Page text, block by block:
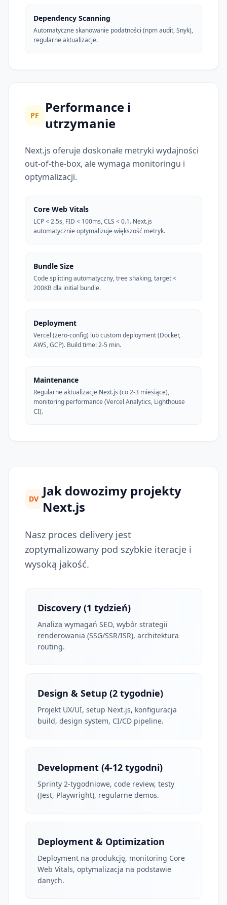
Dependency Scanning
Automatyczne skanowanie podatności (npm audit, Snyk),
regularne aktualizacje.
PF
Performance i
utrzymanie
Next.js oferuje doskonałe metryki wydajności
out-of-the-box, ale wymaga monitoringu i
optymalizacji.
Core Web Vitals
LCP < 2.5s, FID < 100ms, CLS < 0.1. Next.js
automatycznie optymalizuje większość metryk.
Bundle Size
Code splitting automatyczny, tree shaking, target <
200KB dla initial bundle.
Deployment
Vercel (zero-config) lub custom deployment (Docker,
AWS, GCP). Build time: 2-5 min.
Maintenance
Regularne aktualizacje Next.js (co 2-3 miesiące),
monitoring performance (Vercel Analytics, Lighthouse
CI).
DV Jak dowozimy projekty
Next.js
Nasz proces delivery jest
zoptymalizowany pod szybkie iteracje i
wysoką jakość.
Discovery (1 tydzień)
Analiza wymagań SEO, wybór strategii
renderowania (SSG/SSR/ISR), architektura
routing.
Design & Setup (2 tygodnie)
Projekt UX/UI, setup Next.js, konfiguracja
build, design system, CI/CD pipeline.
Development (4-12 tygodni)
Sprinty 2-tygodniowe, code review, testy
(Jest, Playwright), regularne demos.
Deployment & Optimization
Deployment na produkcję, monitoring Core
Web Vitals, optymalizacja na podstawie
danych.